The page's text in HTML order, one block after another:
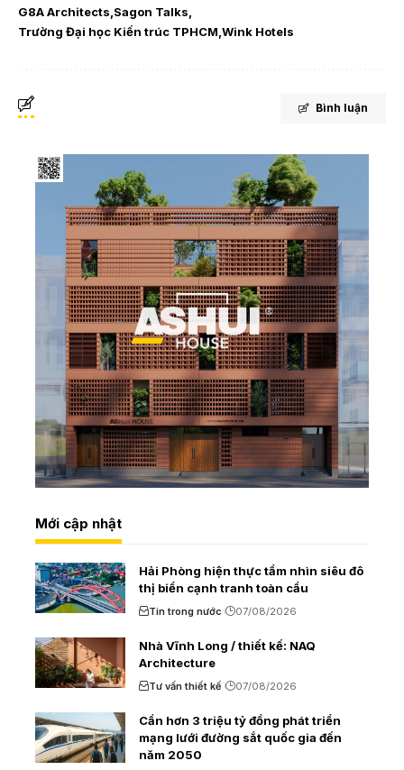
G8A Architects Sagon Talks
Trường Đại học Kiến trúc TPHCM Wink Hotels
Bình luận
Mới cập nhật
Hải Phòng hiện thực tầm nhìn siêu đô
thị biển cạnh tranh toàn cầu
Tin trong nước 07/08/2026
Nhà Vĩnh Long / thiết kế: NAQ
Architecture
Tư vấn thiết kế 07/08/2026
Cần hơn 3 triệu tỷ đồng phát triển
mạng lưới đường sắt quốc gia đến
năm 2050